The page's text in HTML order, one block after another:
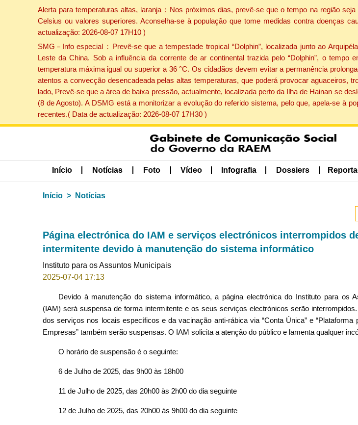
Alerta para temperaturas altas, laranja：Nos próximos dias, prevê-se que o tempo na região
Celsius ou valores superiores. Aconselha-se à população que tome medidas contra doenças
actualização: 2026-08-07 17H10 )
SMG－Info especial：Prevê-se que a tempestade tropical “Dolphin”, localizada junto ao
Leste da China. Sob a influência da corrente de ar continental trazida pelo “Dolphin”, o
temperatura máxima igual ou superior a 36 °C. Os cidadãos devem evitar a permanência
atentos a convecção desencadeada pelas altas temperaturas, que poderá provocar aguaceiros,
lado, Prevê-se que a área de baixa pressão, actualmente, localizada perto da Ilha de Hainan se
(8 de Agosto). A DSMG está a monitorizar a evolução do referido sistema, pelo que, apela-se à
recentes.( Data de actualização: 2026-08-07 17H30 )
Início Notícias Foto Vídeo Infografia Dossiers
Início Notícias
Página electrónica do IAM e serviços electrónicos interrompidos
intermitente devido à manutenção do sistema informático
Instituto para os Assuntos Municipais
2025-07-04 17:13
Devido à manutenção do sistema informático, a página electrónica do Instituto para os
(IAM) será suspensa de forma intermitente e os seus serviços electrónicos serão
dos serviços nos locais específicos e da vacinação anti-rábica via “Conta Única” e “Plataforma
Empresas” também serão suspensas. O IAM solicita a atenção do público e lamenta qualquer
O horário de suspensão é o seguinte:
6 de Julho de 2025, das 9h00 às 18h00
11 de Julho de 2025, das 20h00 às 2h00 do dia seguinte
12 de Julho de 2025, das 20h00 às 9h00 do dia seguinte